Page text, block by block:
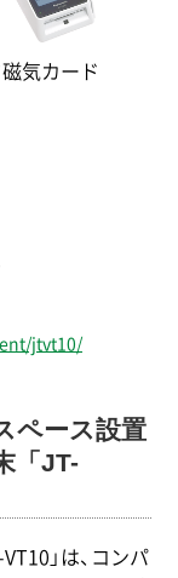
磁気カード
jtvt10/
ペース設置
「JT-
」は、コンパ